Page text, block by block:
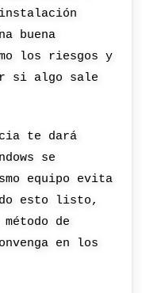
buena
los riesgos y
si algo sale
te dará
se
equipo evita
esto listo,
de
en los